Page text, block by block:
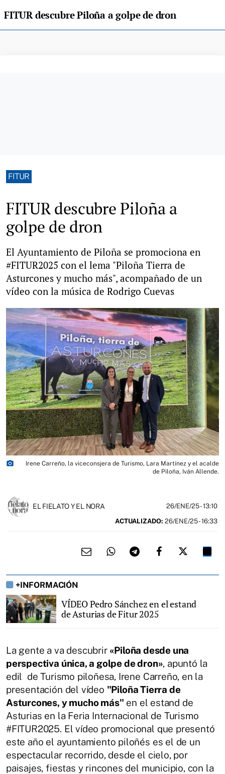
FITUR descubre Piloña a golpe de dron
FITUR
FITUR descubre Piloña a
golpe de dron
El Ayuntamiento de Piloña se promociona en
#FITUR2025 con el lema "Piloña Tierra de
Asturcones y mucho más", acompañado de un
vídeo con la música de Rodrigo Cuevas
photo_camera
Irene Carreño, la viceconsjera de Turismo, Lara Martínez y el acalde
de Piloña, Iván Allende.
EL FIELATO Y EL NORA 26/ENE/25- 13:10
ACTUALIZADO: 26/ENE/25 - 16:33
+INFORMACIÓN
VÍDEO Pedro Sánchez en el estand
de Asturias de Fitur 2025
La gente a va descubrir «Piloña desde una
perspectiva única, a golpe de dron», apuntó la
edil de Turismo piloñesa, Irene Carreño, en la
presentación del vídeo "Piloña Tierra de
Asturcones, y mucho más" en el estand de
Asturias en la Feria Internacional de Turismo
#FITUR2025. El vídeo promocional que presentó
este año el ayuntamiento piloñés es el de un
espectacular recorrido, desde el cielo, por
paisajes, fiestas y rincones del municipio, con la